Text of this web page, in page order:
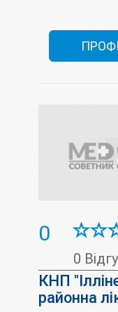
0
0
КНП
районна